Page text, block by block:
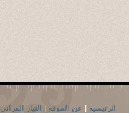
الرئيسية عن الموقع التيار القراني